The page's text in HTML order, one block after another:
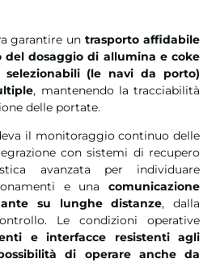
garantire untrasporto affidabile
del dosaggio di allumina e coke
selezionabili (le navi da porto)
, mantenendo la tracciabilità
delle portate.
il monitoraggio continuo delle
con sistemi di recupero
avanzata per individuare
e una comunicazione
su lunghe distanze, dalla
Le condizioni operative
e interfacce resistenti agli
di operare anche da